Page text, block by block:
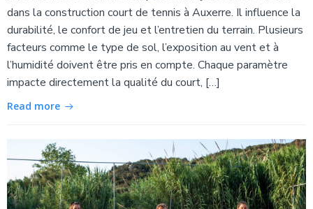
dans la construction court de tennis à Auxerre. Il influence la
durabilité, le confort de jeu et l’entretien du terrain. Plusieurs
facteurs comme le type de sol, l’exposition au vent et à
l’humidité doivent être pris en compte. Chaque paramètre
impacte directement la qualité du court, […]
Read more